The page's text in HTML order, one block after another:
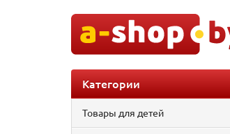
Категории
Товары для детей